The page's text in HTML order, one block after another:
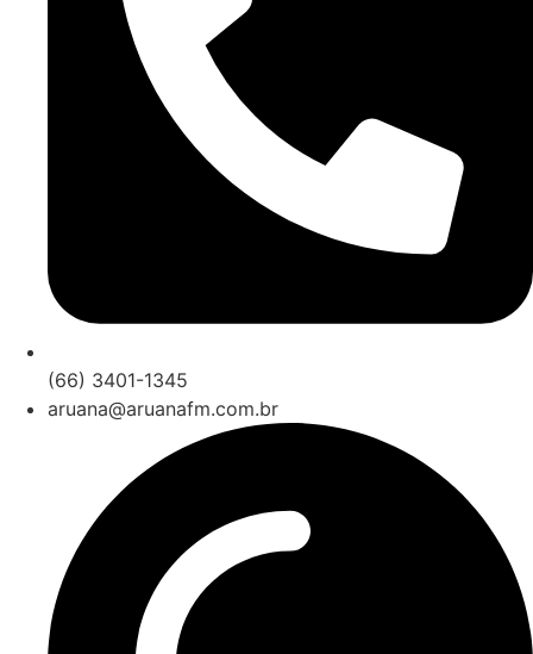
(66) 3401-1345
aruana@aruanafm.com.br